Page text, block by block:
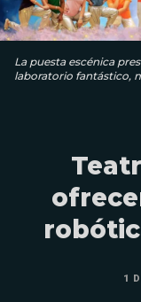
La puesta escénica
laboratorio fantástico,
1